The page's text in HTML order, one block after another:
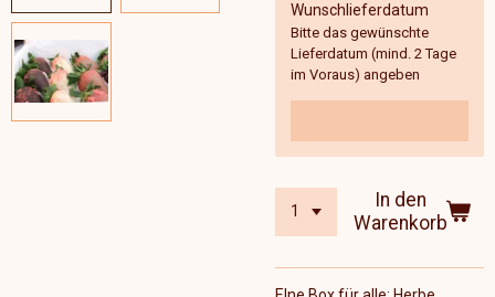
Wunschlieferdatum
Bitte das gewünschte
Lieferdatum (mind. 2 Tage
im Voraus) angeben
In den
Warenkorb